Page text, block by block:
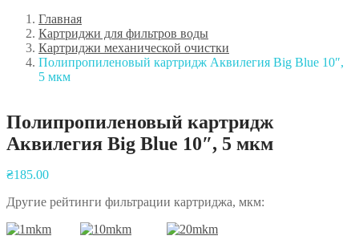
Главная
Картриджи для фильтров воды
Картриджи механической очистки
Полипропиленовый картридж Аквилегия Big Blue 10″,
5 мкм
Полипропиленовый картридж
Аквилегия Big Blue 10″, 5 мкм
по
записям
₴185.00
Другие рейтинги фильтрации картриджа, мкм: